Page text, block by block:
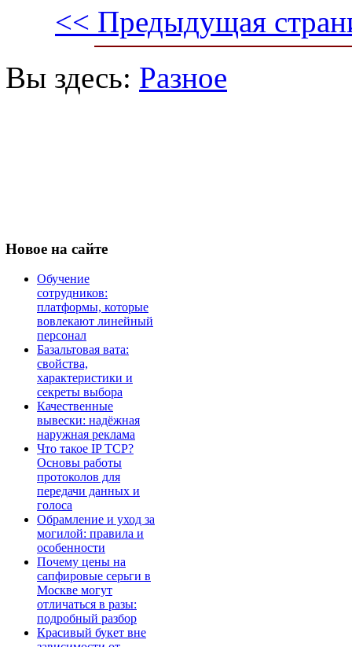
<< Предыдущая
Вы здесь: Разное
Новое на сайте
Обучение
сотрудников:
платформы, которые
вовлекают линейный
персонал
Базальтовая вата:
свойства,
характеристики и
секреты выбора
Качественные
вывески: надёжная
наружная реклама
Что такое IP TCP?
Основы работы
протоколов для
передачи данных и
голоса
Обрамление и уход за
могилой: правила и
особенности
Почему цены на
сапфировые серьги в
Москве могут
отличаться в разы:
подробный разбор
Красивый букет вне